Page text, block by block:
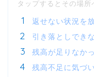
返せない状況を
引き落としでき
残高が足りなか
残高不足に気づ